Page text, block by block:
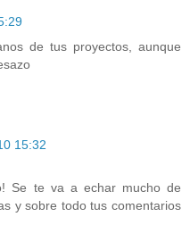
de tus proyectos, aunque
15:32
Se te va a echar mucho de
y sobre todo tus comentarios